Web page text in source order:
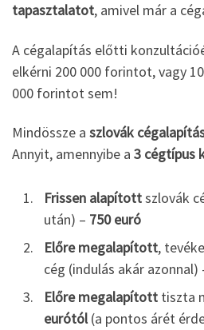
tapasztalatot, amivel már a
A cégalapítás előtti
elkérni 200 000 forintot, vagy
000 forintot sem!
Mindössze a szlovák
Annyit, amennyibe a 3 cégtípus
Frissen alapítottszlovák
után) – 750 euró
Előre megalapított,
cég (indulás akár azonnal)
Előre megalapított tiszta
eurótól(a pontos árét